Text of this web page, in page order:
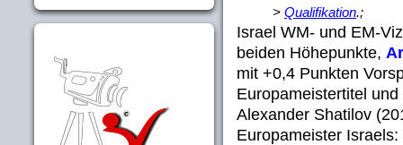
> Qualifikation.;
Israel WM- und EM-
beiden Höhepunkte,
mit +0,4 Punkten
Europameistertitel
Alexander Shatilov
Europameister Israels: